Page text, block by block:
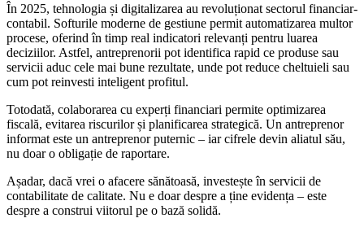
În 2025, tehnologia și digitalizarea au revoluționat sectorul financiar-
contabil. Softurile moderne de gestiune permit automatizarea multor
procese, oferind în timp real indicatori relevanți pentru luarea
deciziilor. Astfel, antreprenorii pot identifica rapid ce produse sau
servicii aduc cele mai bune rezultate, unde pot reduce cheltuieli sau
cum pot reinvesti inteligent profitul.
Totodată, colaborarea cu experți financiari permite optimizarea
fiscală, evitarea riscurilor și planificarea strategică. Un antreprenor
informat este un antreprenor puternic – iar cifrele devin aliatul său,
nu doar o obligație de raportare.
Așadar, dacă vrei o afacere sănătoasă, investește în servicii de
contabilitate de calitate. Nu e doar despre a ține evidența – este
despre a construi viitorul pe o bază solidă.